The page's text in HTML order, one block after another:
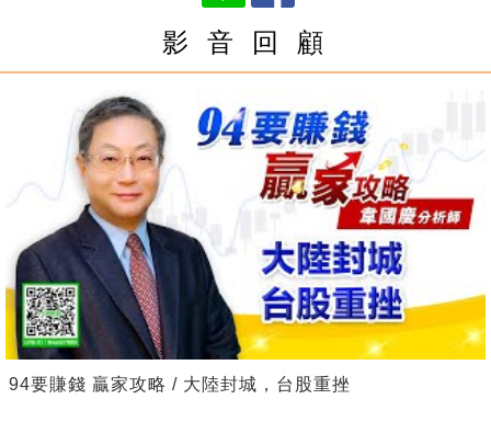
影 音 回 顧
94要賺錢 贏家攻略 / 大陸封城，台股重挫